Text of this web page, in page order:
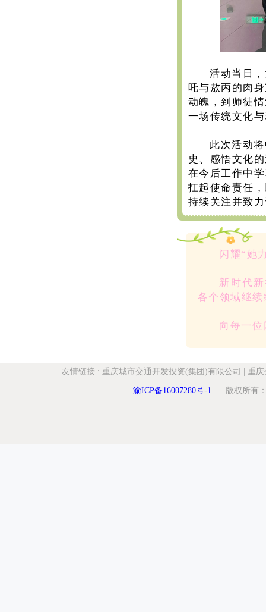
活动当日
吒与敖丙的肉
动魄，到师徒
一场传统文化
此次活动
史、感悟文化
在今后工作中
扛起使命责任
持续关注并致
闪耀“她
新时代
各个领域继
向每一
友情链接 : 重庆城市交通开发投资(集团)有限公司 重庆
渝ICP备16007280号-1 版权所有：